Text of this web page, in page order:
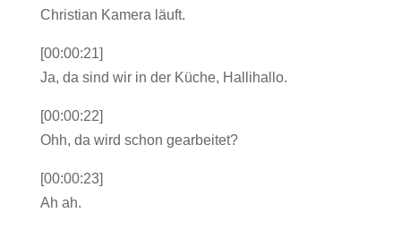
Christian Kamera läuft.
[00:00:21]
Ja, da sind wir in der Küche, Hallihallo.
[00:00:22]
Ohh, da wird schon gearbeitet?
[00:00:23]
Ah ah.